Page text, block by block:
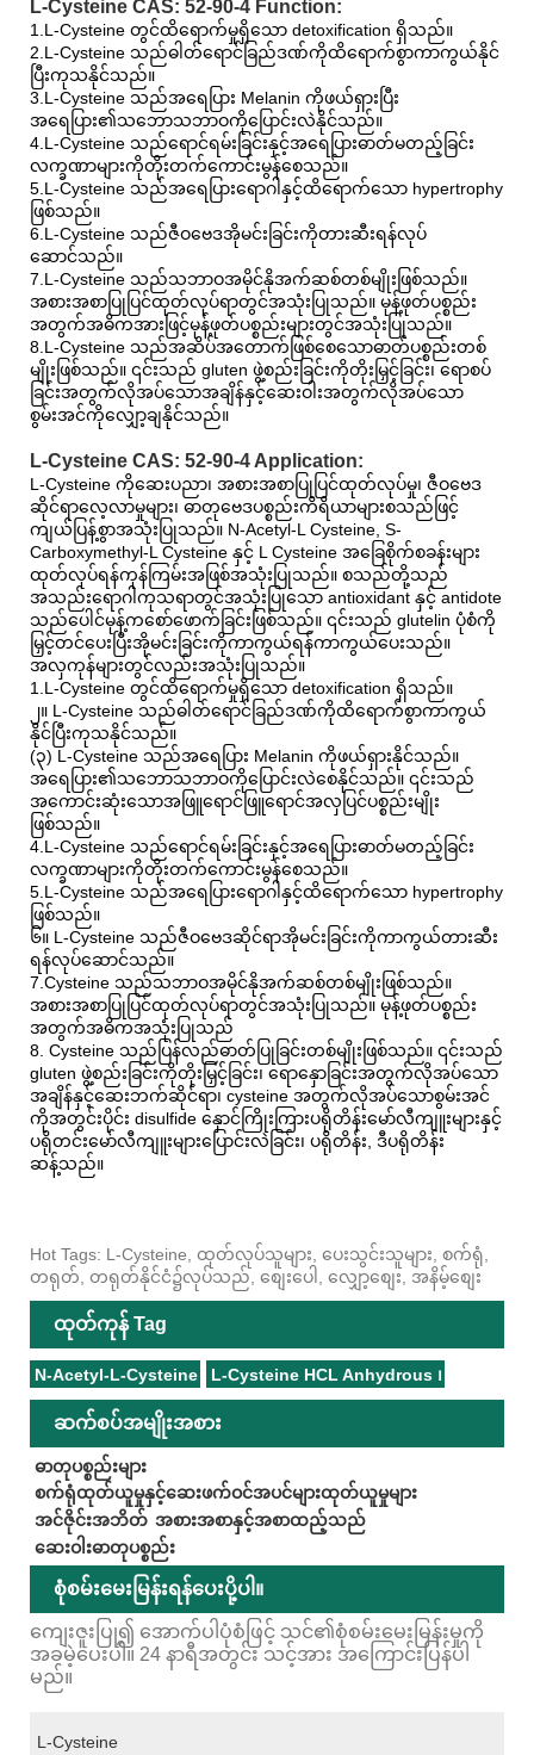
L-Cysteine ​​CAS: 52-90-4 Function:
1.L-Cysteine ​​တွင်ထိရောက်မှုရှိသော detoxification ရှိသည်။
2.L-Cysteine ​​သည်ဓါတ်ရောင်ခြည်ဒဏ်ကိုထိရောက်စွာကာကွယ်နိုင်
ပြီးကုသနိုင်သည်။
3.L-Cysteine ​​သည်အရေပြား Melanin ကိုဖယ်ရှားပြီး
အရေပြား၏သဘောသဘာဝကိုပြောင်းလဲနိုင်သည်။
4.L-Cysteine ​​သည်ရောင်ရမ်းခြင်းနှင့်အရေပြားဓာတ်မတည့်ခြင်း
လက္ခဏာများကိုတိုးတက်ကောင်းမွန်စေသည်။
5.L-Cysteine ​​သည်အရေပြားရောဂါနှင့်ထိရောက်သော hypertrophy
ဖြစ်သည်။
6.L-Cysteine ​​သည်ဇီဝဗေဒအိုမင်းခြင်းကိုတားဆီးရန်လုပ်
ဆောင်သည်။
7.L-Cysteine ​​သည်သဘာဝအမိုင်နိုအက်ဆစ်တစ်မျိုးဖြစ်သည်။
အစားအစာပြုပြင်ထုတ်လုပ်ရာတွင်အသုံးပြုသည်။ မုန့်ဖုတ်ပစ္စည်း
အတွက်အဓိကအားဖြင့်မုန့်ဖုတ်ပစ္စည်းများတွင်အသုံးပြုသည်။
8.L-Cysteine ​​သည်အဆိပ်အတောက်ဖြစ်စေသောဓာတ်ပစ္စည်းတစ်
မျိုးဖြစ်သည်။ ၎င်းသည် gluten ဖွဲ့စည်းခြင်းကိုတိုးမြှင့်ခြင်း၊ ရောစပ်
ခြင်းအတွက်လိုအပ်သောအချိန်နှင့်ဆေးဝါးအတွက်လိုအပ်သော
စွမ်းအင်ကိုလျှော့ချနိုင်သည်။
L-Cysteine ​​CAS: 52-90-4 Application:
L-Cysteine ​​ကိုဆေးပညာ၊ အစားအစာပြုပြင်ထုတ်လုပ်မှု၊ ဇီဝဗေဒ
ဆိုင်ရာလေ့လာမှုများ၊ ဓာတုဗေဒပစ္စည်းကိရိယာများစသည်ဖြင့်
ကျယ်ပြန့်စွာအသုံးပြုသည်။ N-Acetyl-L Cysteine, S-
Carboxymethyl-L Cysteine ​​နှင့် L Cysteine ​​အခြေစိုက်စခန်းများ
ထုတ်လုပ်ရန်ကုန်ကြမ်းအဖြစ်အသုံးပြုသည်။ စသည်တို့သည်
အသည်းရောဂါကုသရာတွင်အသုံးပြုသော antioxidant နှင့် antidote
သည်ပေါင်မုန့်ကစော်ဖောက်ခြင်းဖြစ်သည်။ ၎င်းသည် glutelin ပုံစံကို
မြှင့်တင်ပေးပြီးအိုမင်းခြင်းကိုကာကွယ်ရန်ကာကွယ်ပေးသည်။
အလှကုန်များတွင်လည်းအသုံးပြုသည်။
1.L-Cysteine ​​တွင်ထိရောက်မှုရှိသော detoxification ရှိသည်။
၂။ L-Cysteine ​​သည်ဓါတ်ရောင်ခြည်ဒဏ်ကိုထိရောက်စွာကာကွယ်
နိုင်ပြီးကုသနိုင်သည်။
(၃) L-Cysteine ​​သည်အရေပြား Melanin ကိုဖယ်ရှားနိုင်သည်။
အရေပြား၏သဘောသဘာဝကိုပြောင်းလဲစေနိုင်သည်။ ၎င်းသည်
အကောင်းဆုံးသောအဖြူရောင်ဖြူရောင်အလှပြင်ပစ္စည်းမျိုး
ဖြစ်သည်။
4.L-Cysteine ​​သည်ရောင်ရမ်းခြင်းနှင့်အရေပြားဓာတ်မတည့်ခြင်း
လက္ခဏာများကိုတိုးတက်ကောင်းမွန်စေသည်။
5.L-Cysteine ​​သည်အရေပြားရောဂါနှင့်ထိရောက်သော hypertrophy
ဖြစ်သည်။
၆။ L-Cysteine ​​သည်ဇီဝဗေဒဆိုင်ရာအိုမင်းခြင်းကိုကာကွယ်တားဆီး
ရန်လုပ်ဆောင်သည်။
7.Cysteine ​​သည်သဘာဝအမိုင်နိုအက်ဆစ်တစ်မျိုးဖြစ်သည်။
အစားအစာပြုပြင်ထုတ်လုပ်ရာတွင်အသုံးပြုသည်။ မုန့်ဖုတ်ပစ္စည်း
အတွက်အဓိကအသုံးပြုသည်
8. Cysteine ​​သည်ပြန်လည်ဓာတ်ပြုခြင်းတစ်မျိုးဖြစ်သည်။ ၎င်းသည်
gluten ဖွဲ့စည်းခြင်းကိုတိုးမြှင့်ခြင်း၊ ရောနှောခြင်းအတွက်လိုအပ်သော
အချိန်နှင့်ဆေးဘက်ဆိုင်ရာ၊ cysteine ​​အတွက်လိုအပ်သောစွမ်းအင်
ကိုအတွင်းပိုင်း disulfide နှောင်ကြိုးကြားပရိုတိန်းမော်လီကျူးများနှင့်
ပရိုတင်းမော်လီကျူးများပြောင်းလဲခြင်း၊ ပရိုတိန်း, ဒီပရိုတိန်း
ဆန့်သည်။
Hot Tags: L-Cysteine, ထုတ်လုပ်သူများ, ပေးသွင်းသူများ, စက်ရုံ,
တရုတ်, တရုတ်နိုင်ငံ၌လုပ်သည်, စျေးပေါ, လျှော့စျေး, အနိမ့်စျေး
ထုတ်ကုန် Tag
N-Acetyl-L-Cysteine L-Cysteine ​​HCL Anhydrous ၊
ဆက်စပ်အမျိုးအစား
ဓာတုပစ္စည်းများ
စက်ရုံထုတ်ယူမှုနှင့်ဆေးဖက်ဝင်အပင်များထုတ်ယူမှုများ
အင်ဇိုင်းအဘိတ် အစားအစာနှင့်အစာထည့်သည်
ဆေးဝါးဓာတုပစ္စည်း
စုံစမ်းမေးမြန်းရန်ပေးပို့ပါ။
ကျေးဇူးပြု၍ အောက်ပါပုံစံဖြင့် သင်၏စုံစမ်းမေးမြန်းမှုကို
အခမဲ့ပေးပါ။ 24 နာရီအတွင်း သင့်အား အကြောင်းပြန်ပါ
မည်။